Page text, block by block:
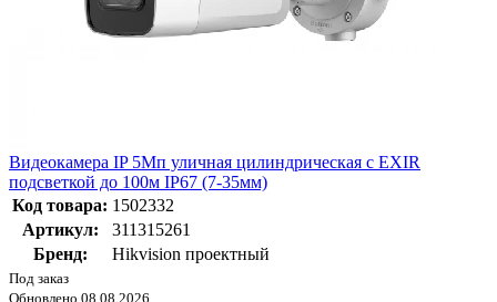
Видеокамера IP 5Мп уличная цилиндрическая с EXIR
подсветкой до 100м IP67 (7-35мм)
Код товара: 1502332
Артикул:
311315261
Бренд:
Hikvision проектный
Под заказ
Обновлено 08.08.2026